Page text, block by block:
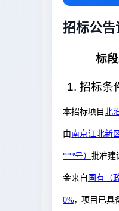
招标公告
标段
1. 招标条
本招标项目北
由南京江北新
***号） 批准建
金来自 国有（
0%，项目已具